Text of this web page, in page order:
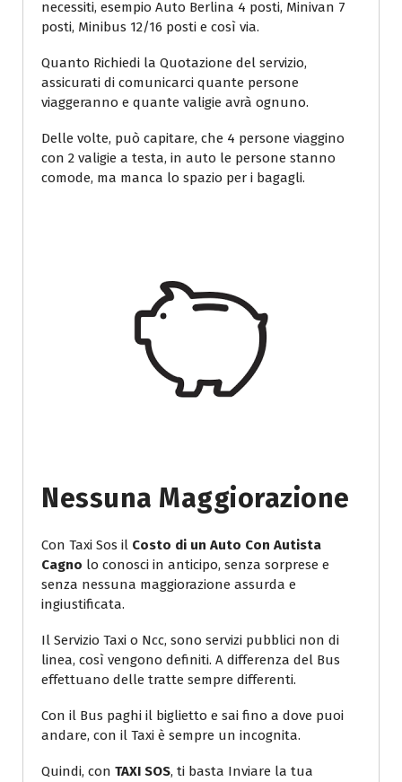
necessiti, esempio Auto Berlina 4 posti, Minivan 7
posti, Minibus 12/16 posti e così via.
Quanto Richiedi la Quotazione del servizio,
assicurati di comunicarci quante persone
viaggeranno e quante valigie avrà ognuno.
Delle volte, può capitare, che 4 persone viaggino
con 2 valigie a testa, in auto le persone stanno
comode, ma manca lo spazio per i bagagli.
Nessuna Maggiorazione
Con Taxi Sos il Costo di un Auto Con Autista
Cagno lo conosci in anticipo, senza sorprese e
senza nessuna maggiorazione assurda e
ingiustificata.
Il Servizio Taxi o Ncc, sono servizi pubblici non di
linea, così vengono definiti. A differenza del Bus
effettuano delle tratte sempre differenti.
Con il Bus paghi il biglietto e sai fino a dove puoi
andare, con il Taxi è sempre un incognita.
Quindi, con TAXI SOS, ti basta Inviare la tua